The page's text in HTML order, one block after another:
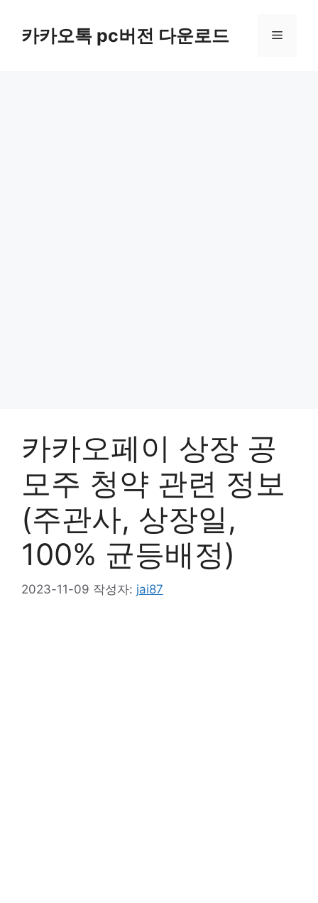
카카오톡 pc버전 다운로드 메
카카오페이 상장 공
모주 청약 관련 정보
(주관사, 상장일,
100% 균등배정)
2023-11-09 작성자: jai87